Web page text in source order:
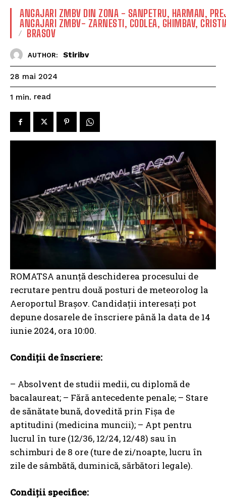
ANGAJARI ZMBV DIN ZONA - SANPETRU, HARMAN,
ANGAJARI ZMBV- ZARNESTI, CODLEA, GHIMBAV,
BRASOV
AUTHOR: Stiribv
28 mai 2024
1 min. read
ROMATSA anunță deschiderea procesului de
recrutare pentru două posturi de meteorolog la
Aeroportul Brașov. Candidații interesați pot
depune dosarele de înscriere până la data de 14
iunie 2024, ora 10:00.
Condiţii de înscriere:
– Absolvent de studii medii, cu diplomă de
bacalaureat; – Fără antecedente penale; – Stare
de sănătate bună, dovedită prin Fișa de
aptitudini (medicina muncii); – Apt pentru
lucrul în ture (12/36, 12/24, 12/48) sau în
schimburi de 8 ore (ture de zi/noapte, lucru în
zile de sâmbătă, duminică, sărbători legale).
Condiţii specifice: